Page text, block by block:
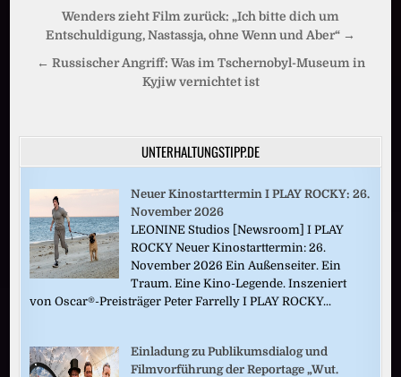
Beitragsnavigation
Wenders zieht Film zurück: „Ich bitte dich um
Entschuldigung, Nastassja, ohne Wenn und Aber“ →
← Russischer Angriff: Was im Tschernobyl-Museum in
Kyjiw vernichtet ist
UNTERHALTUNGSTIPP.DE
Neuer Kinostarttermin I PLAY ROCKY: 26.
November 2026
LEONINE Studios [Newsroom] I PLAY
ROCKY Neuer Kinostarttermin: 26.
November 2026 Ein Außenseiter. Ein
Traum. Eine Kino-Legende. Inszeniert
von Oscar®-Preisträger Peter Farrelly I PLAY ROCKY...
Einladung zu Publikumsdialog und
Filmvorführung der Reportage „Wut.